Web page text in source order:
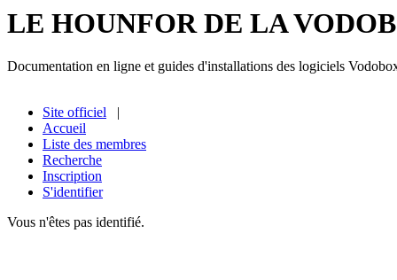
LE HOUNFOR DE LA
Documentation en ligne et guides d'installations des logiciels
Site officiel |
Accueil
Liste des membres
Recherche
Inscription
S'identifier
Vous n'êtes pas identifié.